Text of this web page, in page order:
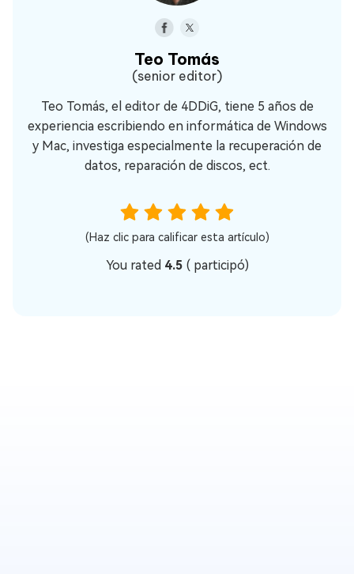
Teo Tomás
(senior editor)
Teo Tomás, el editor de 4DDiG, tiene 5 años de
experiencia escribiendo en informática de Windows
y Mac, investiga especialmente la recuperación de
datos, reparación de discos, ect.
(Haz clic para calificar esta artículo)
You rated 4.5 (participó)